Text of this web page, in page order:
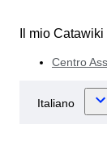
Il mio Catawiki
Centro